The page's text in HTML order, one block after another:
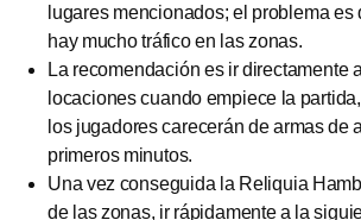
lugares mencionados; el problema es
hay mucho tráfico en las zonas.
La recomendación es ir directamente
locaciones cuando empiece la
los jugadores carecerán de armas de
primeros minutos.
Una vez conseguida la Reliquia
de las zonas, ir rápidamente a la